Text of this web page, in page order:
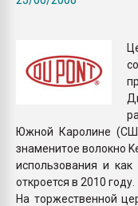
Южной Каролине
знаменитое волокно
использования и
откроется в 2010 году.
На торжественной